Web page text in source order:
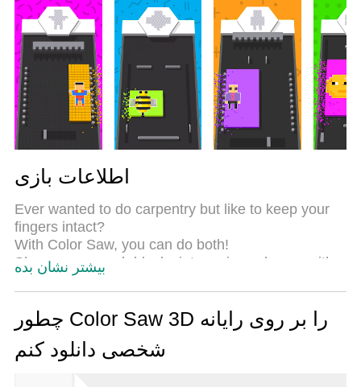
رایانه شما را آزاد کند و همه چیز را روان کند.
اطلاعات بازی
Ever wanted to do carpentry but like to keep your
fingers intact?
With Color Saw, you can do both!
Shape your rough blocks into various shapes with
all kinds of tools.
بیشتر نشان بده
چطور Color Saw 3D را بر روی رایانه
شخصی دانلود کنم